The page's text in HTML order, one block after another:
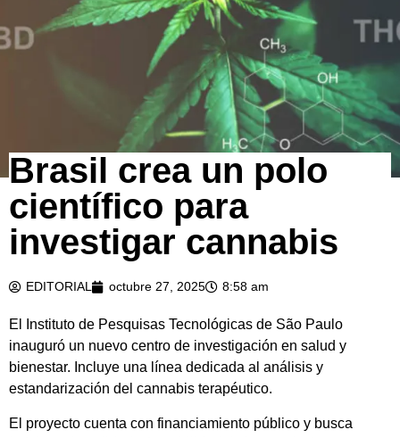
© iStockPhoto
Brasil crea un polo
científico para
investigar cannabis
EDITORIAL octubre 27, 2025 8:58 am
El Instituto de Pesquisas Tecnológicas de São Paulo
inauguró un nuevo centro de investigación en salud y
bienestar. Incluye una línea dedicada al análisis y
estandarización del cannabis terapéutico.
El proyecto cuenta con financiamiento público y busca